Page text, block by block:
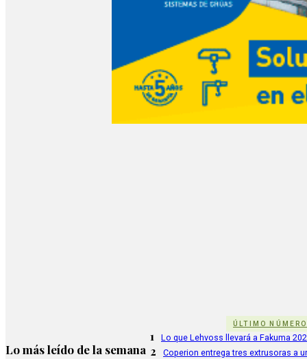
ÚLTIMO NÚMERO
Lo más leído de la semana
1 Lo que Lehvoss llevará a Fakuma
2 Coperion entrega tres extrusoras a